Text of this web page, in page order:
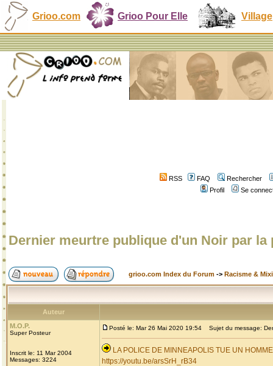
Grioo.com Grioo Pour Elle Village
RSS FAQ
Rechercher
Profil
Se
Dernier meurtre publique d'un Noir par la
grioo.com Index du Forum -> Racisme &
Auteur
M.O.P.
Super Posteur
Inscrit le: 11 Mar 2004
Messages: 3224
Posté le: Mar 26 Mai 2020 19:54 Sujet du message:
LA POLICE DE MINNEAPOLIS TUE UN
https://youtu.be/arsSrH_rB34